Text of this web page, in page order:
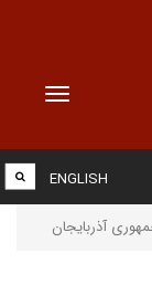
Toggle
ENGLISH
آذربایجان